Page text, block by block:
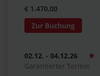
€ 1.470,00
02.12. - 04.12.26
Garantierter Termin